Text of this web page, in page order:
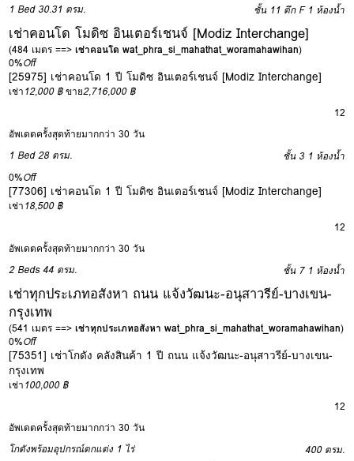
1 Bed 30.31 ตรม. ชั้น 11 ตึก F 1 ห้องน้ำ
เช่าคอนโด โมดิซ อินเตอร์เชนจ์ [Modiz Interchange]
(484 เมตร ==>เช่าคอนโด wat_phra_si_mahathat_woramahawihan)
0%Off
[25975] เช่าคอนโด 1 ปี โมดิซ อินเตอร์เชนจ์ [Modiz Interchange]
เช่า12,000 ฿ ขาย2,716,000 ฿
12
อัพเดตครั้งสุดท้ายมากกว่า 30 วัน
1 Bed 28 ตรม. ชั้น 3 1 ห้องน้ำ
0%Off
[77306] เช่าคอนโด 1 ปี โมดิซ อินเตอร์เชนจ์ [Modiz Interchange]
เช่า18,500 ฿
12
อัพเดตครั้งสุดท้ายมากกว่า 30 วัน
2 Beds 44 ตรม. ชั้น 7 1 ห้องน้ำ
เช่าทุกประเภทอสังหา ถนน แจ้งวัฒนะ-อนุสาวรีย์-บางเขน-
กรุงเทพ
(541 เมตร ==>เช่าทุกประเภทอสังหา wat_phra_si_mahathat_woramahawihan)
0%Off
[75351] เช่าโกดัง คลังสินค้า 1 ปี ถนน แจ้งวัฒนะ-อนุสาวรีย์-บางเขน-
กรุงเทพ
เช่า100,000 ฿
12
อัพเดตครั้งสุดท้ายมากกว่า 30 วัน
โกดังพร้อมอุปกรณ์ตกแต่ง 1 ไร่ 400 ตรม.